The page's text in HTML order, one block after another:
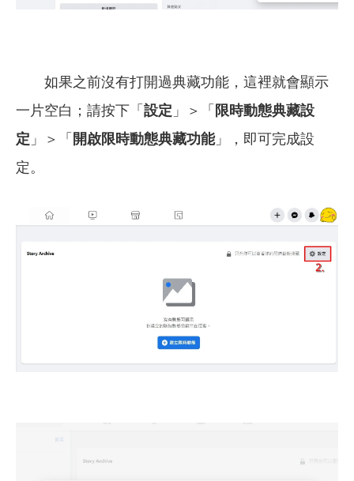
如果之前沒有打開過典藏功能，這裡就會顯示
一片空白；請按下「 設定 」＞「 限時動態典藏設
定 」＞「 開啟限時動態典藏功能」，即可完成設
定。